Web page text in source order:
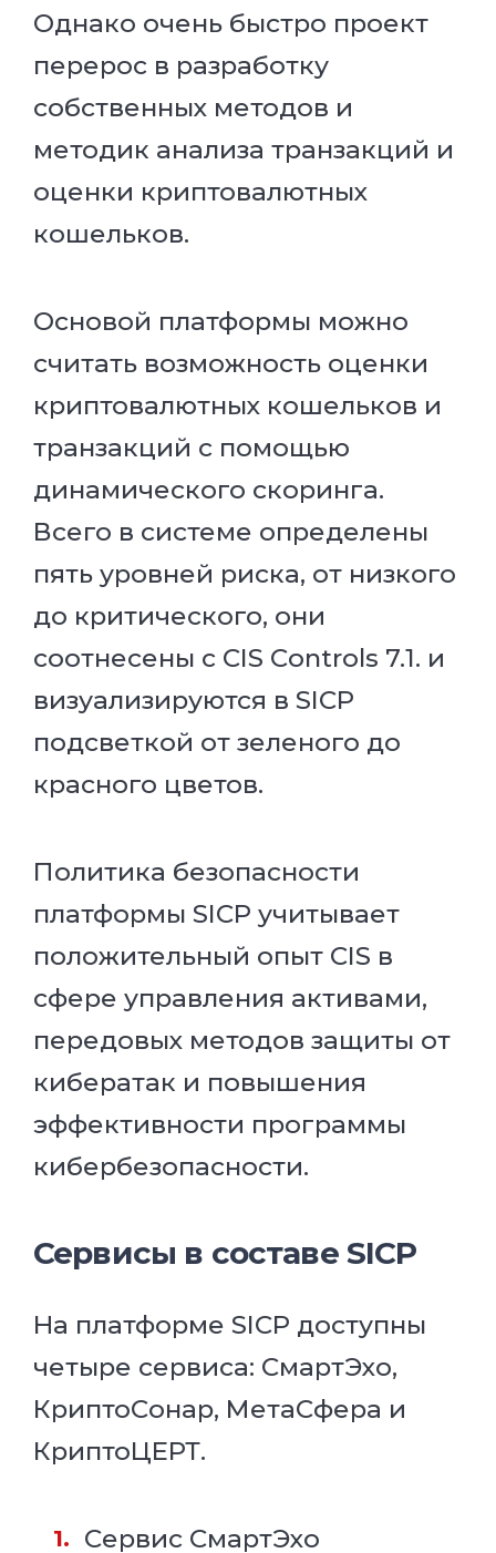
Однако очень быстро проект
перерос в разработку
собственных методов и
методик анализа транзакций и
оценки криптовалютных
кошельков.
Основой платформы можно
считать возможность оценки
криптовалютных кошельков и
транзакций с помощью
динамического скоринга.
Всего в системе определены
пять уровней риска, от низкого
до критического, они
соотнесены с CIS Controls 7.1. и
визуализируются в SICP
подсветкой от зеленого до
красного цветов.
Политика безопасности
платформы SICP учитывает
положительный опыт CIS в
сфере управления активами,
передовых методов защиты от
кибератак и повышения
эффективности программы
кибербезопасности.
Сервисы в составе SICP
На платформе SICP доступны
четыре сервиса: СмартЭхо,
КриптоСонар, МетаСфера и
КриптоЦЕРТ.
Сервис СмартЭхо